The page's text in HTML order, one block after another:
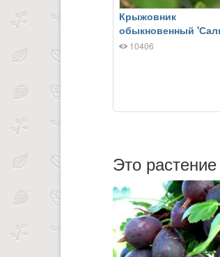
Крыжовник
обыкновенный
10406
Это